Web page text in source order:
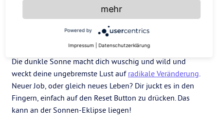
Und das aufgedrehte Sternzeichen rückt all deine sozialen
Beziehungen in den Fokus. Fragst du dich, ob du
überhaupt noch von deinem Partner gesehen wirst? Wärst
du lieber die Braut statt die Bridesmade deiner
Die dunkle Sonne macht dich wuschig und wild und
weckt deine ungebremste Lust auf radikale Veränderung.
Neuer Job, oder gleich neues Leben? Dir juckt es in den
Fingern, einfach auf den Reset Button zu drücken. Das
kann an der Sonnen-Eklipse liegen!
mehr
Powered by
Impressum Datenschutzerklärung